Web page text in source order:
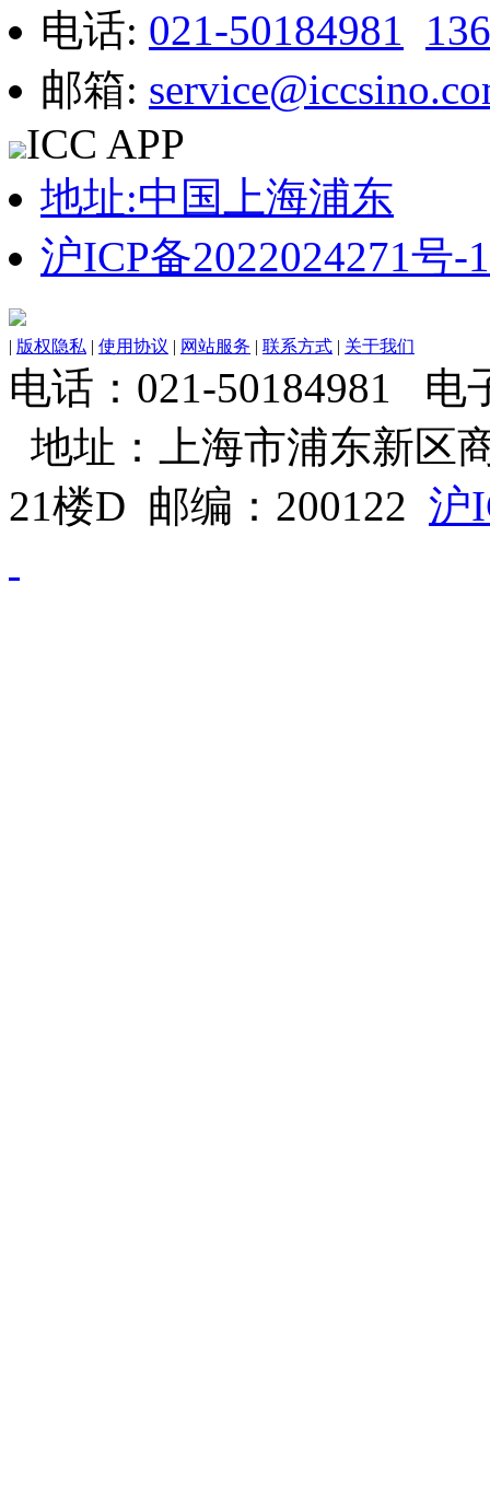
电话: 021-50184981
邮箱:
ICC APP
地址:中国上海浦东
沪ICP备2022024271号-1
| 版权隐私 | 使用协议 | 网站服务 | 联系方式 | 关于我们
电话：021-50184981 电
地址：上海市浦东新区
21楼D 邮编：200122 沪